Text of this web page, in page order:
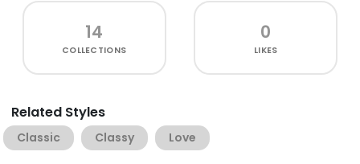
14
COLLECTIONS
0
LIKES
Related Styles
Classic Classy Love